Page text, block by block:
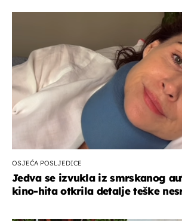
OSJEĆA POSLJEDICE
Jedva se izvukla iz smrskanog
kino-hita otkrila detalje teške